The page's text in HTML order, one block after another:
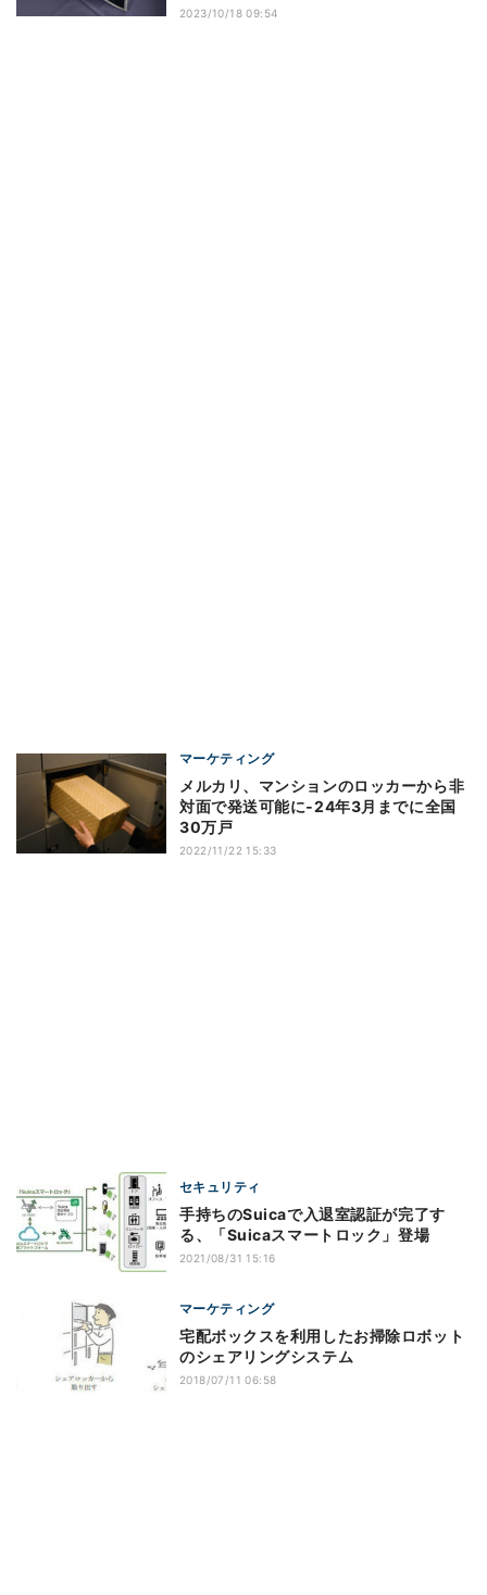
2023/10/18 09:54
マーケティング
メルカリ、マンションのロッカーから非
対面で発送可能に‐24年3月までに全国
30万戸
2022/11/22 15:33
セキュリティ
手持ちのSuicaで入退室認証が完了す
る、「Suicaスマートロック」登場
2021/08/31 15:16
マーケティング
宅配ボックスを利用したお掃除ロボット
のシェアリングシステム
2018/07/11 06:58